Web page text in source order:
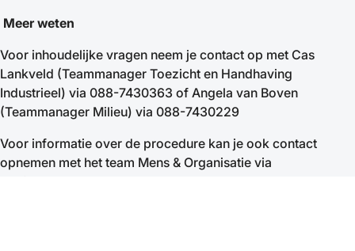
Meer weten
Voor inhoudelijke vragen neem je contact op met Cas
Lankveld (Teammanager Toezicht en Handhaving
Industrieel) via 088-7430363 of Angela van Boven
(Teammanager Milieu) via 088-7430229
Voor informatie over de procedure kan je ook contact
opnemen met het team Mens & Organisatie via